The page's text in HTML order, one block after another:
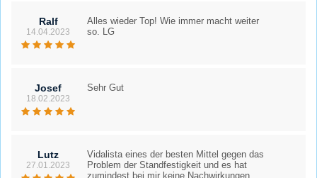
Ralf
14.04.2023
Alles wieder Top! Wie immer macht weiter
so. LG
Josef
18.02.2023
Sehr Gut
Lutz
27.01.2023
Vidalista eines der besten Mittel gegen das
Problem der Standfestigkeit und es hat
zumindest bei mir keine Nachwirkungen